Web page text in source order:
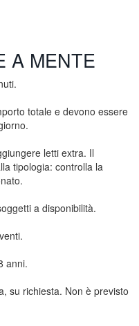
A MENTE
totale e devono essere
letti extra. Il
tipologia: controlla la
a disponibilità.
anni.
su richiesta. Non è previsto